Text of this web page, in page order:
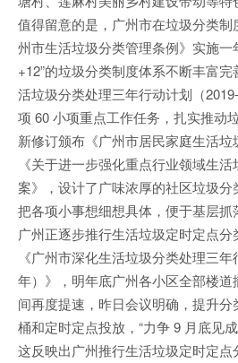
值得留意的是，广州市在垃圾分类
州市生活垃圾分类管理条例》实施一
+12”的垃圾分类制度体系不断丰富
活垃圾分类处理三年行动计划（
项 60 小项重点工作任务，扎实推动
新修订颁布《广州市居民家庭生活
《关于进一步强化重点行业领域生
案》，设计了广味浓厚的社区垃圾分
把各项小事想细想具体，便于基层抓
广州正逐步推行生活垃圾定时定点
《广州市深化生活垃圾分类处理三
年）》，明年底广州各小区全部楼
间再度提速，昨日会议明确，提升
桶和定时定点投放，“力争 9 月底见
这反映出广州推行生活垃圾定时定